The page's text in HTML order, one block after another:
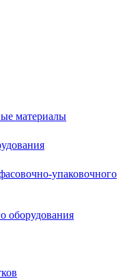
материалы
упаковочного
оборудования